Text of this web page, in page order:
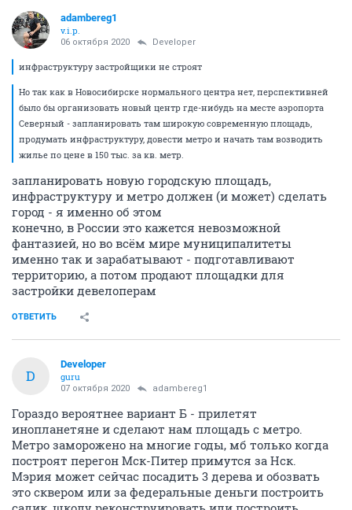
adambereg1
v.i.p.
06 октября 2020 Developer
инфраструктуру застройщики не строят
Но так как в Новосибирске нормального центра нет, перспективней
было бы организовать новый центр где-нибудь на месте аэропорта
Северный - запланировать там широкую современную площадь,
продумать инфраструктуру, довести метро и начать там возводить
жилье по цене в 150 тыс. за кв. метр.
запланировать новую городскую площадь,
инфраструктуру и метро должен (и может) сделать
город - я именно об этом
конечно, в России это кажется невозможной
фантазией, но во всём мире муниципалитеты
именно так и зарабатывают - подготавливают
территорию, а потом продают площадки для
застройки девелоперам
ОТВЕТИТЬ
D
Developer
guru
07 октября 2020 adambereg1
Гораздо вероятнее вариант Б - прилетят
инопланетяне и сделают нам площадь с метро.
Метро заморожено на многие годы, мб только когда
построят перегон Мск-Питер примутся за Нск.
Мэрия может сейчас посадить 3 дерева и обозвать
это сквером или за федеральные деньги построить